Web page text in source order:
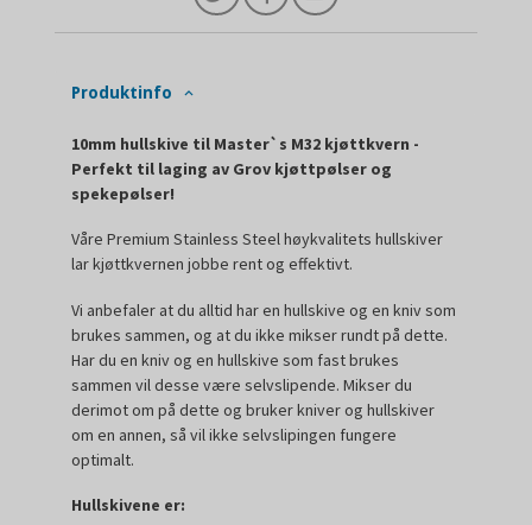
Produktinfo
10mm hullskive til Master`s M32 kjøttkvern -
Perfekt til laging av Grov kjøttpølser og
spekepølser!
Våre Premium Stainless Steel høykvalitets hullskiver
lar kjøttkvernen jobbe rent og effektivt.
Vi anbefaler at du alltid har en hullskive og en kniv som
brukes sammen, og at du ikke mikser rundt på dette.
Har du en kniv og en hullskive som fast brukes
sammen vil desse være selvslipende. Mikser du
derimot om på dette og bruker kniver og hullskiver
om en annen, så vil ikke selvslipingen fungere
optimalt.
Hullskivene er: